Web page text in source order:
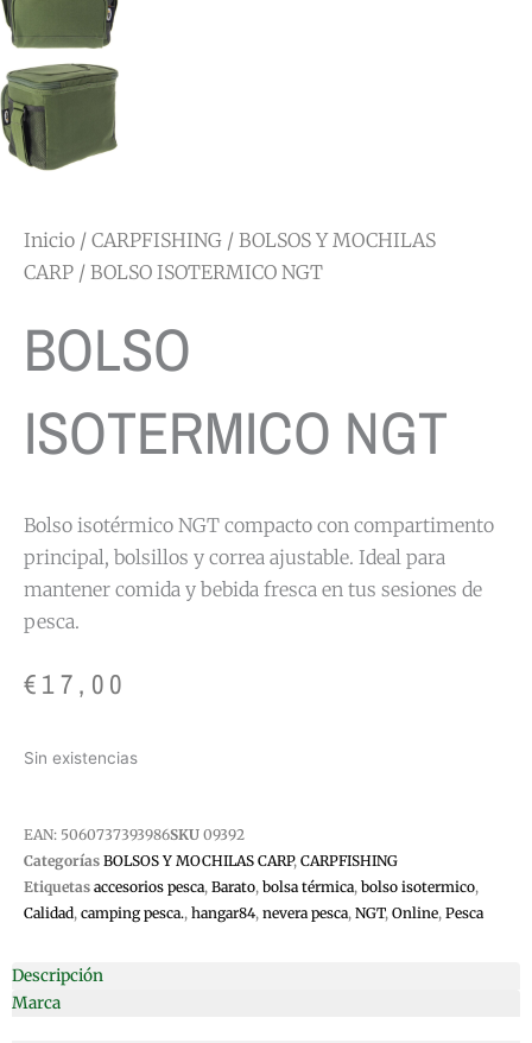
Inicio / CARPFISHING / BOLSOS Y MOCHILAS
CARP / BOLSO ISOTERMICO NGT
BOLSO
ISOTERMICO NGT
Bolso isotérmico NGT compacto con compartimento
principal, bolsillos y correa ajustable. Ideal para
mantener comida y bebida fresca en tus sesiones de
pesca.
€17,00
Sin existencias
EAN: 5060737393986SKU 09392
Categorías BOLSOS Y MOCHILAS CARP, CARPFISHING
Etiquetas accesorios pesca, Barato, bolsa térmica, bolso isotermico,
Calidad, camping pesca., hangar84, nevera pesca, NGT, Online, Pesca
Descripción
Marca